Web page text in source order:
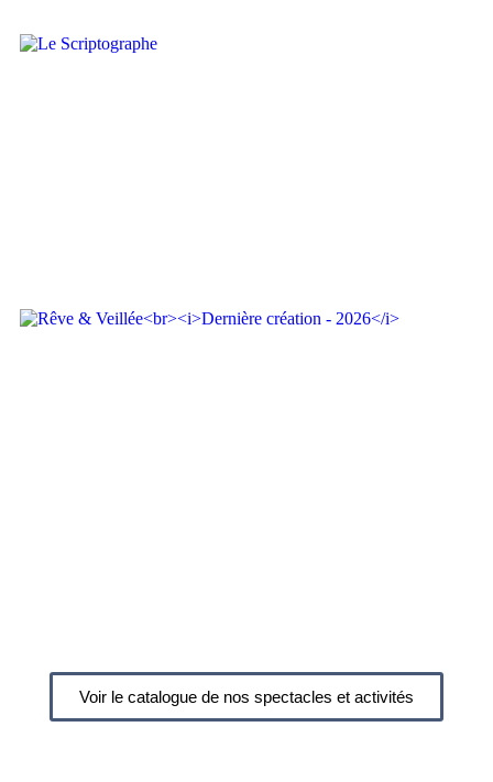
Voir le catalogue de nos spectacles et activités